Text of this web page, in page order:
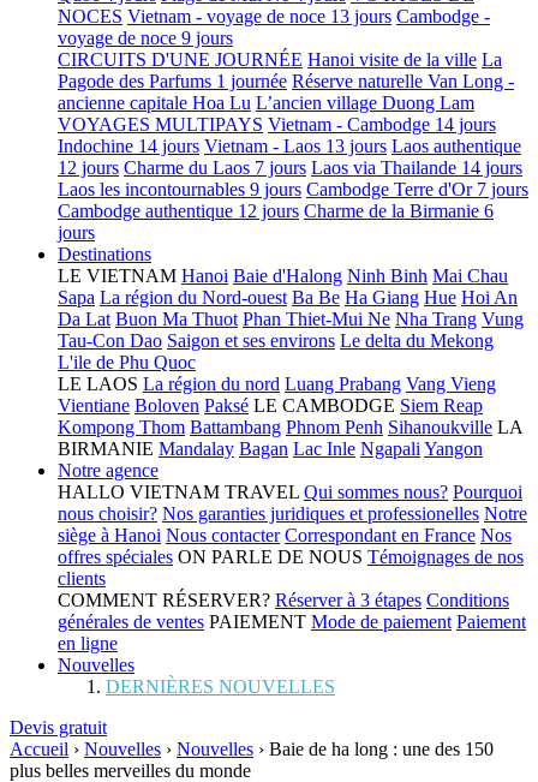
NOCES Vietnam - voyage de noce 13 jours Cambodge -
voyage de noce 9 jours
CIRCUITS D'UNE JOURNÉE Hanoi visite de la ville La
Pagode des Parfums 1 journée Réserve naturelle Van Long -
ancienne capitale Hoa Lu L’ancien village Duong Lam
VOYAGES MULTIPAYS Vietnam - Cambodge 14 jours
Indochine 14 jours Vietnam - Laos 13 jours Laos authentique
12 jours Charme du Laos 7 jours Laos via Thailande 14 jours
Laos les incontournables 9 jours Cambodge Terre d'Or 7 jours
Cambodge authentique 12 jours Charme de la Birmanie 6
jours
Destinations
LE VIETNAM Hanoi Baie d'Halong Ninh Binh Mai Chau
Sapa La région du Nord-ouest Ba Be Ha Giang Hue Hoi An
Da Lat Buon Ma Thuot Phan Thiet-Mui Ne Nha Trang Vung
Tau-Con Dao Saigon et ses environs Le delta du Mekong
L'ile de Phu Quoc
LE LAOS La région du nord Luang Prabang Vang Vieng
Vientiane Boloven Paksé LE CAMBODGE Siem Reap
Kompong Thom Battambang Phnom Penh Sihanoukville LA
BIRMANIE Mandalay Bagan Lac Inle Ngapali Yangon
Notre agence
HALLO VIETNAM TRAVEL Qui sommes nous? Pourquoi
nous choisir? Nos garanties juridiques et professionelles Notre
siège à Hanoi Nous contacter Correspondant en France Nos
offres spéciales ON PARLE DE NOUS Témoignages de nos
clients
COMMENT RÉSERVER? Réserver à 3 étapes Conditions
générales de ventes PAIEMENT Mode de paiement Paiement
en ligne
Nouvelles
DERNIÈRES NOUVELLES
Devis gratuit
Accueil › Nouvelles › Nouvelles › Baie de ha long : une des 150
plus belles merveilles du monde